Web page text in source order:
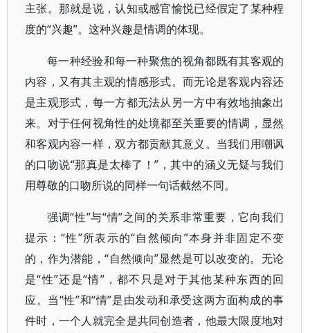
主张。那就是说，认知或感官愉悦已经假定了某种程
度的“兴趣”。这种兴趣是情调的体现。
每一种经验和每一种聚焦的视角都既有其客观的
内容，又有其主观的情感形式。而无论是客观内容还
是主观形式，每一方都无法从另一方中有效地抽象出
来。对于任何视角性的处境都至关重要的情调，显然
和客观内容一样，双方都贡献其意义。当我们用嘲讽
的口吻说“那真是太棒了！”，其中的涵义无疑与我们
用尊敬的口吻所说的同样一句话截然不同。
强调“性”与“情”之间的关系非常重要，它向我们
提示：“性”所表示的“自然倾向”本身并非固定不变
的，作为潜能，“自然倾向”显然是可以改变的。无论
是“性”还是“情”，都不只是对于其他某种东西的回
应。当“性”和“情”是由发动和承受这两方面构成的事
件时，一个人就完全是共同创造者，他最大限度地对